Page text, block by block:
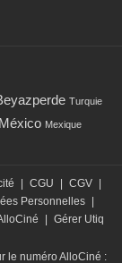
Turquie
Mexique
CGU CGV
Personnelles
Gérer Utiq
le numéro AlloCiné :